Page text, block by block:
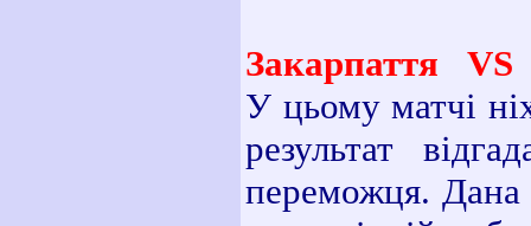
Закарпаття
У цьому матчі
результат
переможця. Дана